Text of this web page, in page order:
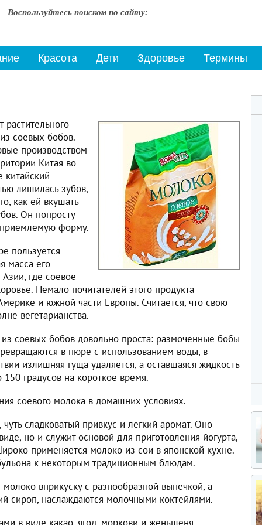
Воспользуйтесь поиском по сайту:
Красота Дети Здоровье Термины
соевых бобов.
производством
Китая во
китайский
лишилась зубов,
как ей вкушать
Он попросту
форму.
пользуется
масса его
где соевое
Немало почитателей этого продукта
и южной части Европы. Считается, что свою
вегетарианства.
соевых бобов довольно проста: размоченные бобы
в пюре с использованием воды, в
излишняя гуща удаляется, а оставшаяся жидкость
градусов на короткое время.
соевого молока в домашних условиях.
сладковатый привкус и легкий аромат. Оно
но и служит основой для приготовления йогурта,
применяется молоко из сои в японской кухне.
к некоторым традиционным блюдам.
вприкуску с разнообразной выпечкой, а
сироп, наслаждаются молочными коктейлями.